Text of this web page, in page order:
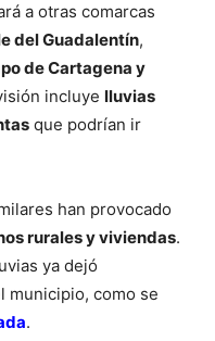
a otras comarcas
del Guadalentín,
de Cartagena y
incluye lluvias
que podrían ir
han provocado
rurales y viviendas.
ya dejó
municipio, como se
.